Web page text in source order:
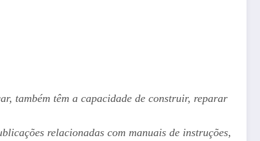
também têm a capacidade de construir, reparar
relacionadas com manuais de instruções,